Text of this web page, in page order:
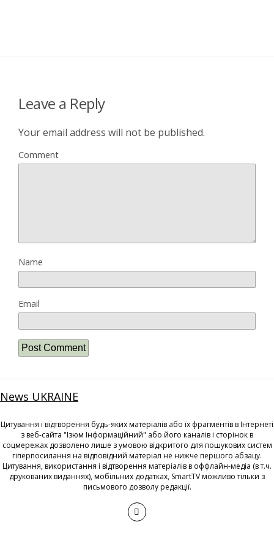
Leave a Reply
Your email address will not be published.
Comment
Name
Email
News UKRAINE
Цитування і відтворення будь-яких матеріалів або їх фрагментів в Інтернеті
з веб-сайта "Ізюм Інформаційний" або його каналів і сторінок в
соцмережах дозволено лише з умовою відкритого для пошукових систем
гіперпосилання на відповідний матеріал не нижче першого абзацу.
Цитування, використання і відтворення матеріалів в оффлайн-медіа (в т.ч.
друкованих виданнях), мобільних додатках, SmartTV можливо тільки з
письмового дозволу редакції.